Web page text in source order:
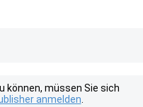
können, müssen Sie sich
anmelden